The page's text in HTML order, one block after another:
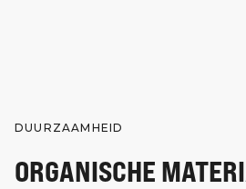
DUURZAAMHEID
ORGANISCHE